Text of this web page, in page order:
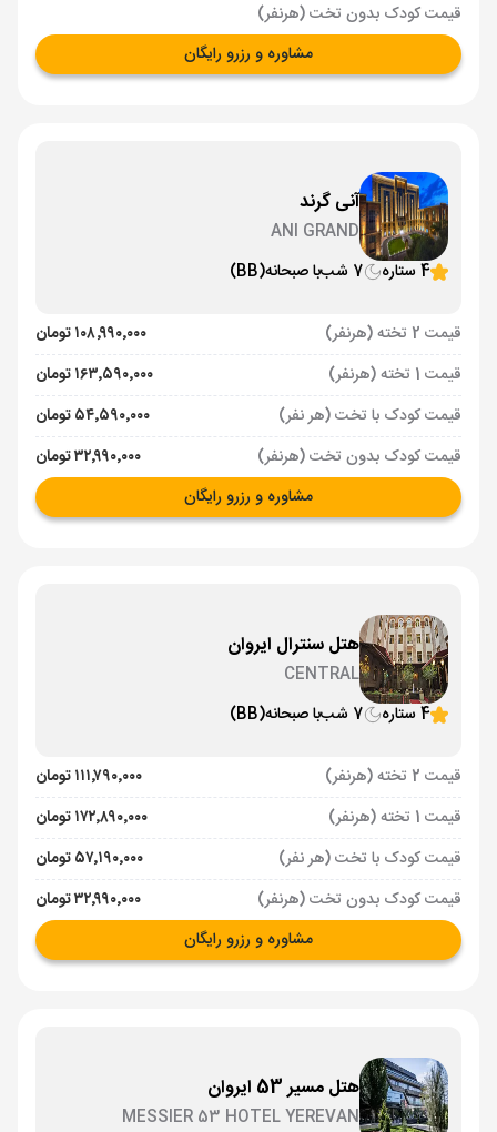
قیمت کودک بدون تخت (هرنفر)
مشاوره و رزرو رایگان
آنی گرند
ANI GRAND
4 ستاره
7 شب با صبحانه(BB)
قیمت 2 تخته (هرنفر)
۱۰۸٬۹۹۰٬۰۰۰ تومان
قیمت 1 تخته (هرنفر)
۱۶۳٬۵۹۰٬۰۰۰ تومان
قیمت کودک با تخت (هر نفر)
۵۴٬۵۹۰٬۰۰۰ تومان
قیمت کودک بدون تخت (هرنفر)
۳۲٬۹۹۰٬۰۰۰ تومان
مشاوره و رزرو رایگان
هتل سنترال ایروان
CENTRAL
4 ستاره
7 شب با صبحانه(BB)
قیمت 2 تخته (هرنفر)
۱۱۱٬۷۹۰٬۰۰۰ تومان
قیمت 1 تخته (هرنفر)
۱۷۲٬۸۹۰٬۰۰۰ تومان
قیمت کودک با تخت (هر نفر)
۵۷٬۱۹۰٬۰۰۰ تومان
قیمت کودک بدون تخت (هرنفر)
۳۲٬۹۹۰٬۰۰۰ تومان
مشاوره و رزرو رایگان
هتل مسیر 53 ایروان
MESSIER 53 HOTEL YEREVAN